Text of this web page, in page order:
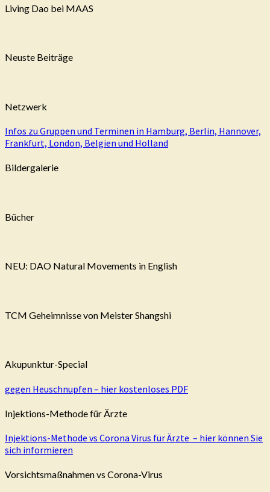
Living Dao bei MAAS
Neuste Beiträge
Netzwerk
Infos zu Gruppen und Terminen in Hamburg, Berlin, Hannover,
Frankfurt, London, Belgien und Holland
Bildergalerie
Bücher
NEU: DAO Natural Movements in English
TCM Geheimnisse von Meister Shangshi
Akupunktur-Special
gegen Heuschnupfen – hier kostenloses PDF
Injektions-Methode für Ärzte
Injektions-Methode vs Corona Virus für Ärzte – hier können Sie
sich informieren
Vorsichtsmaßnahmen vs Corona-Virus